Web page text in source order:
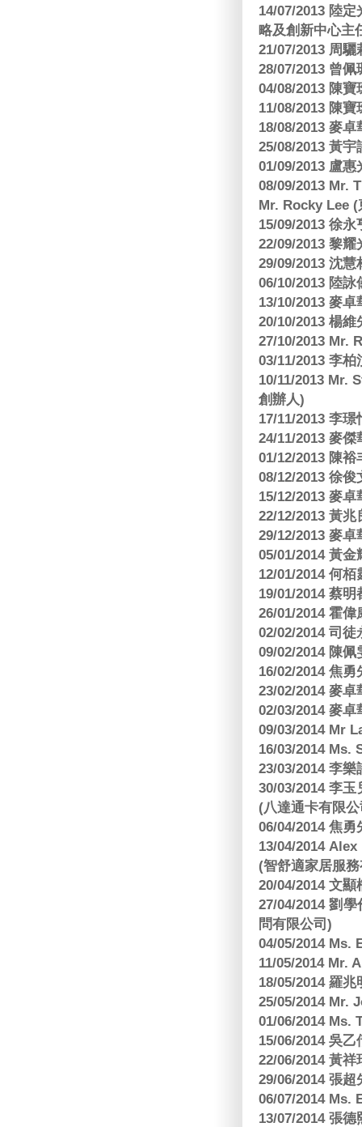
14/07/2013 陸
略及創新中心主
21/07/2013 周
28/07/2013 曾
04/08/2013 陳
11/08/2013 陳
18/08/2013 麥
25/08/2013 黃
01/09/2013 盧
08/09/2013 Mr.
Mr. Rocky Lee
15/09/2013 徐
22/09/2013 黎
29/09/2013 沈
06/10/2013 陸
13/10/2013 麥
20/10/2013 楊
27/10/2013 Mr.
03/11/2013 李
10/11/2013 Mr.
創辦人)
17/11/2013 李
24/11/2013 麥
01/12/2013 陳
08/12/2013 徐
15/12/2013 麥
22/12/2013 黃
29/12/2013 麥
05/01/2014 黃
12/01/2014 何
19/01/2014 蔡
26/01/2014 霍
02/02/2014 司
09/02/2014 陳
16/02/2014 焦
23/02/2014 麥
02/03/2014 麥
09/03/2014 Mr
16/03/2014 Ms.
23/03/2014 李
30/03/2014 李
(八達通卡有限
06/04/2014 焦
13/04/2014
(智舒適家居服
20/04/2014 文
27/04/2014 劉
問有限公司)
04/05/2014 Ms.
11/05/2014 Mr.
18/05/2014 羅
25/05/2014 Mr.
01/06/2014 Ms.
15/06/2014 吳
22/06/2014 黃
29/06/2014 張
06/07/2014 Ms.
13/07/2014 張